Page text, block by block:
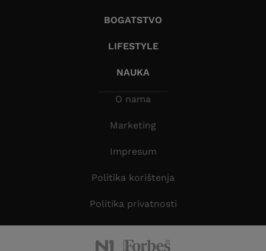
BOGATSTVO
LIFESTYLE
NAUKA
O nama
Marketing
Impresum
Politika korištenja
Politika privatnosti